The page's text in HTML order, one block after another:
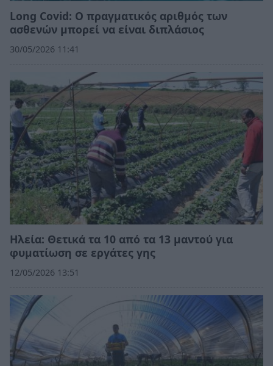
Long Covid: Ο πραγματικός αριθμός των
ασθενών μπορεί να είναι διπλάσιος
30/05/2026 11:41
Ηλεία: Θετικά τα 10 από τα 13 μαντού για
φυματίωση σε εργάτες γης
12/05/2026 13:51